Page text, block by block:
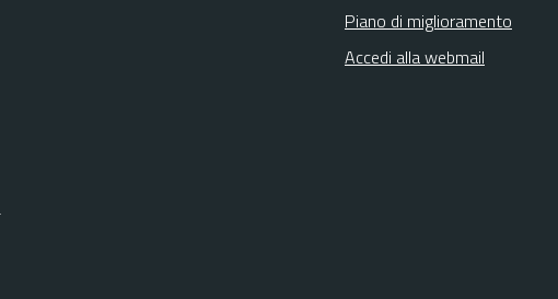
Piano di miglioramento
Accedi alla webmail